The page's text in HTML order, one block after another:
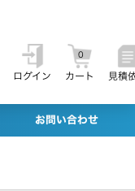
ログイン カート
0
見積
お問い合わせ